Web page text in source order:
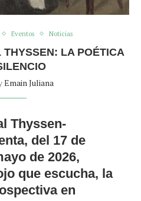
Eventos Noticias
LA POÉTICA
Emain Juliana
Thyssen-
del 17 de
de 2026,
que escucha, la
en